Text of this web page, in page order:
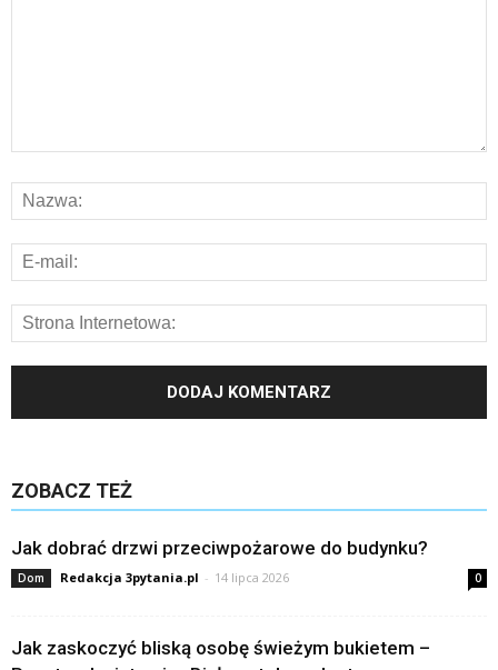
ZOBACZ TEŻ
Jak dobrać drzwi przeciwpożarowe do budynku?
Dom Redakcja 3pytania.pl - 14 lipca 2026 0
Jak zaskoczyć bliską osobę świeżym bukietem –